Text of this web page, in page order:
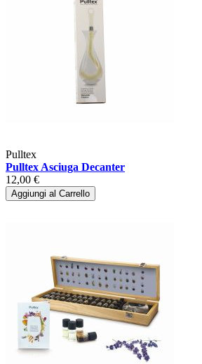
Pulltex
Pulltex Asciuga Decanter
12,00 €
Aggiungi al Carrello